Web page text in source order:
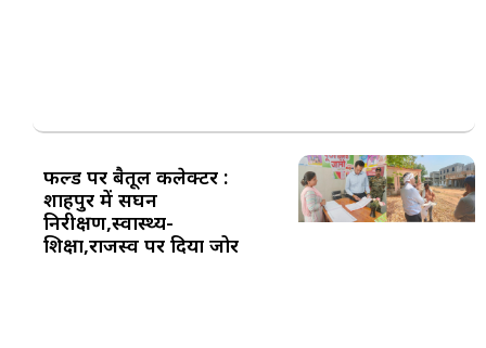
फील्ड पर बैतूल कलेक्टर :
शाहपुर में सघन
निरीक्षण,स्वास्थ्य-
शिक्षा,राजस्व पर दिया जोर